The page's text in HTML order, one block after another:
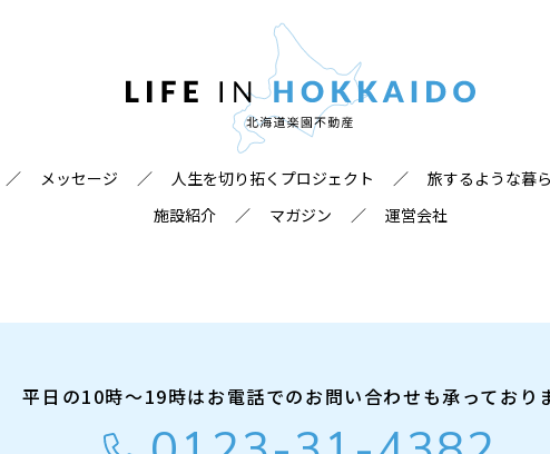
／ メッセージ ／ 人生を切り拓くプロジェクト ／
旅するような暮
施設紹介
／ マガジン ／ 運営会社
平日の10時～19時はお電話でのお問い合わせも承っており